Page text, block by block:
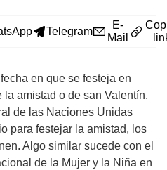
Telegram
E-
Mail
en que se festeja en
amistad o de san Valentín.
de las Naciones Unidas
para festejar la amistad, los
Algo similar sucede con el
de la Mujer y la Niña en